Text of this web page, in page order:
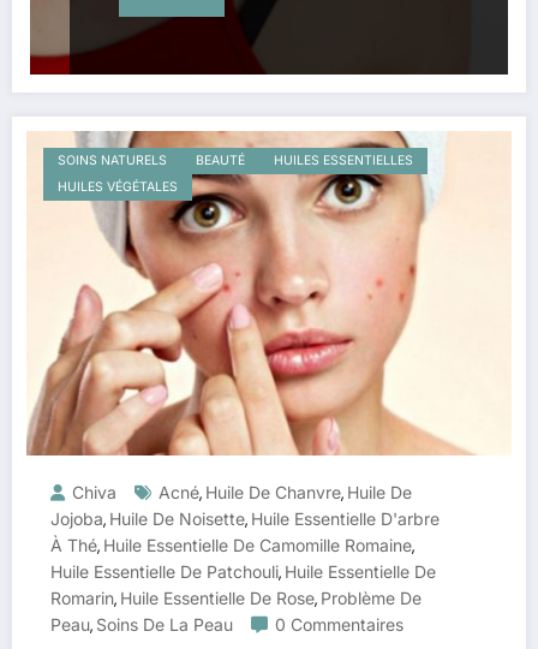
SOINS NATURELS BEAUTÉ
HUILES ESSENTIELLES
HUILES VÉGÉTALES
Chiva Acné, Huile De Chanvre, Huile De
Jojoba, Huile De Noisette, Huile Essentielle D'arbre
À Thé, Huile Essentielle De Camomille Romaine,
Huile Essentielle De Patchouli, Huile Essentielle De
Romarin, Huile Essentielle De Rose, Problème De
Peau, Soins De La Peau 0 Commentaires